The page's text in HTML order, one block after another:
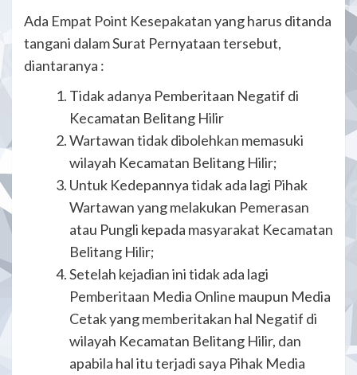
Ada Empat Point Kesepakatan yang harus ditanda
tangani dalam Surat Pernyataan tersebut,
diantaranya :
Tidak adanya Pemberitaan Negatif di
Kecamatan Belitang Hilir
Wartawan tidak dibolehkan memasuki
wilayah Kecamatan Belitang Hilir;
Untuk Kedepannya tidak ada lagi Pihak
Wartawan yang melakukan Pemerasan
atau Pungli kepada masyarakat Kecamatan
Belitang Hilir;
Setelah kejadian ini tidak ada lagi
Pemberitaan Media Online maupun Media
Cetak yang memberitakan hal Negatif di
wilayah Kecamatan Belitang Hilir, dan
apabila hal itu terjadi saya Pihak Media